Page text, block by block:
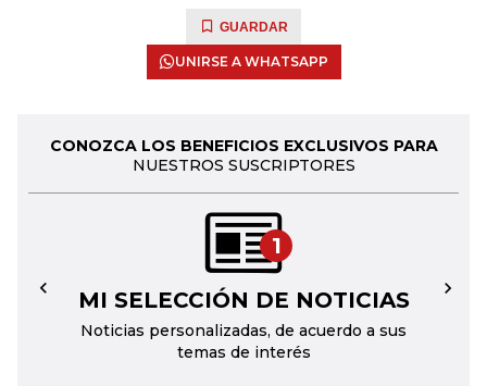
GUARDAR
UNIRSE A WHATSAPP
CONOZCA LOS BENEFICIOS EXCLUSIVOS PARA
NUESTROS SUSCRIPTORES
1
MI SELECCIÓN DE NOTICIAS
Noticias personalizadas, de acuerdo a sus
temas de interés
← →